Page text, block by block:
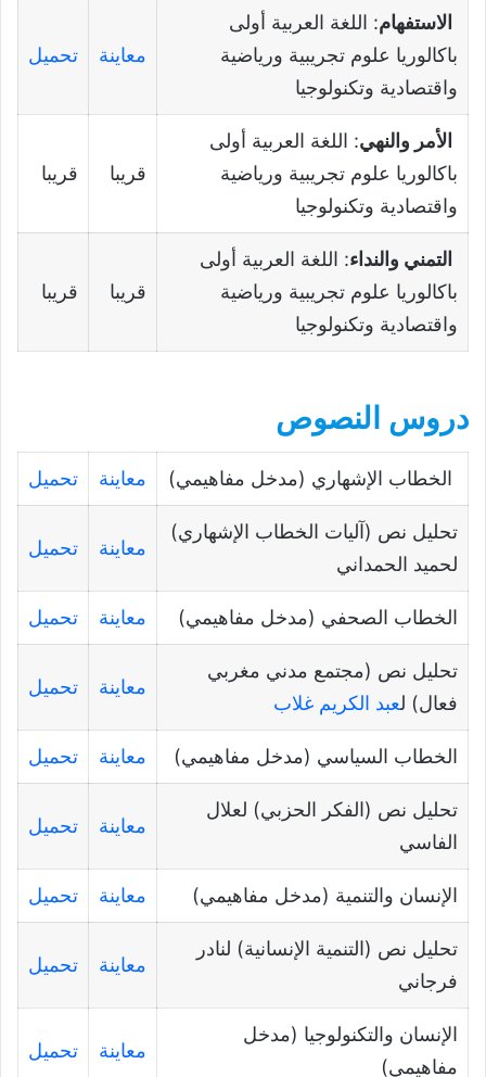
الاستفهام: اللغة العربية أولى
باكالوريا علوم تجريبية ورياضية
واقتصادية وتكنولوجيا
معاينة تحميل
الأمر والنهي: اللغة العربية أولى
باكالوريا علوم تجريبية ورياضية
واقتصادية وتكنولوجيا
قريبا قريبا
التمني والنداء: اللغة العربية أولى
باكالوريا علوم تجريبية ورياضية
واقتصادية وتكنولوجيا
قريبا قريبا
دروس النصوص
الخطاب الإشهاري (مدخل مفاهيمي) معاينة تحميل
تحليل نص (آليات الخطاب الإشهاري)
لحميد الحمداني
معاينة تحميل
الخطاب الصحفي (مدخل مفاهيمي) معاينة تحميل
تحليل نص (مجتمع مدني مغربي
فعال) لعبد الكريم غلاب
معاينة تحميل
الخطاب السياسي (مدخل مفاهيمي) معاينة تحميل
تحليل نص (الفكر الحزبي) لعلال
الفاسي
معاينة تحميل
الإنسان والتنمية (مدخل مفاهيمي) معاينة تحميل
تحليل نص (التنمية الإنسانية) لنادر
فرجاني
معاينة تحميل
الإنسان والتكنولوجيا (مدخل
مفاهيمي)
معاينة تحميل